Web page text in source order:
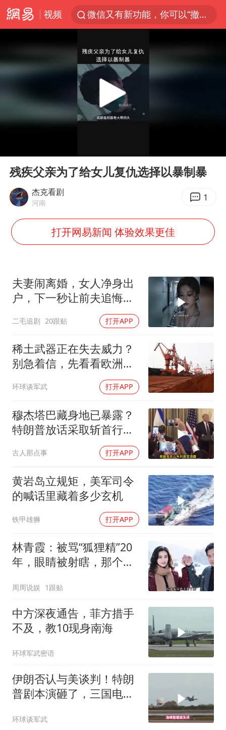
视频
微信又有新功能，你可以“撤回”你的撤回了！
《欢迎来龙餐馆》口碑
白海豚将正面袭击贯穿浙江
唐田赛前发布会上引用《孙子兵法》
几元成本的AI广告导致千万市值蒸发
老挝国会主席赛宋蓬逝世
郑丽文：台湾从来没有“独立”过
黄金牛市回来了吗
乐享全民健身 共筑健康中国
Play
残疾父亲为了给女儿复仇选择以暴制暴
杰克看剧
河南 1
打开网易新闻 体验效果更佳
夫妻闹离婚，女人净身出
户，下一秒让前夫追悔莫
二毛追剧 20跟贴 打开APP
稀土武器正在失去威力？
别急着信，先看看欧洲军
环球谈军武 打开APP
穆杰塔巴藏身地已暴露？
特朗普放话采取斩首行
动，美军机又被击落
古人那点事 打开APP
黄岩岛立规矩，美军司令
的喊话里藏着多少玄机
铁甲雄狮 打开APP
林青霞：被骂“狐狸精”20
年，眼睛被射瞎，那个男
钱？”
周周说娱 1跟贴
中方深夜通告，菲方措手
不及，教10现身南海
环球军武密语
伊朗否认与美谈判！特朗
普剧本演砸了，三国电话
环球谈军武